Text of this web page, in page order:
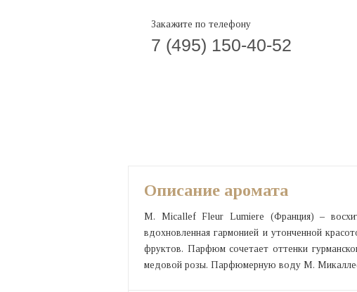
Закажите по телефону
7 (495) 150-40-52
Описание аромата
M. Micallef Fleur Lumiere (Франция) –
вдохновленная гармонией и утонченной
фруктов. Парфюм сочетает оттенки
медовой розы. Парфюмерную воду М.